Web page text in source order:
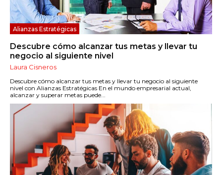
Alianzas Estratégicas
Descubre cómo alcanzar tus metas y llevar tu
negocio al siguiente nivel
Laura Cisneros
Descubre cómo alcanzar tus metas y llevar tu negocio al siguiente
nivel con Alianzas Estratégicas En el mundo empresarial actual,
alcanzar y superar metas puede...